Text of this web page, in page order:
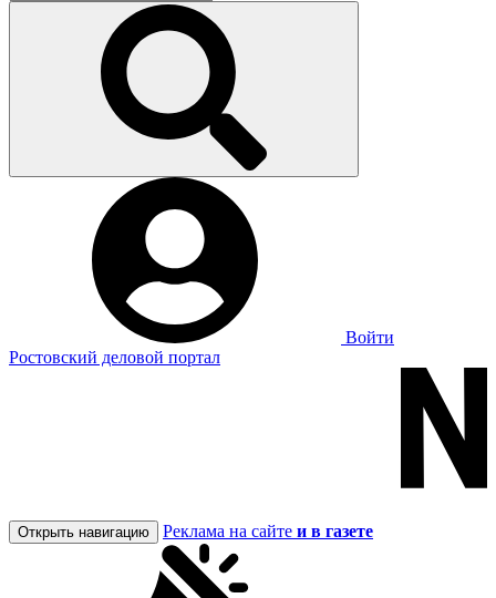
Войти
Ростовский деловой портал
Открыть навигацию Реклама на сайте и в газете